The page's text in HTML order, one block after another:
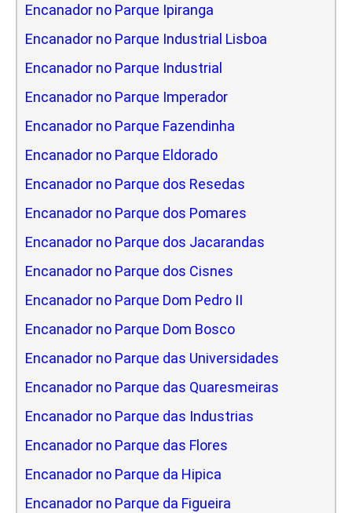
Encanador no Parque Ipiranga
Encanador no Parque Industrial Lisboa
Encanador no Parque Industrial
Encanador no Parque Imperador
Encanador no Parque Fazendinha
Encanador no Parque Eldorado
Encanador no Parque dos Resedas
Encanador no Parque dos Pomares
Encanador no Parque dos Jacarandas
Encanador no Parque dos Cisnes
Encanador no Parque Dom Pedro II
Encanador no Parque Dom Bosco
Encanador no Parque das Universidades
Encanador no Parque das Quaresmeiras
Encanador no Parque das Industrias
Encanador no Parque das Flores
Encanador no Parque da Hipica
Encanador no Parque da Figueira